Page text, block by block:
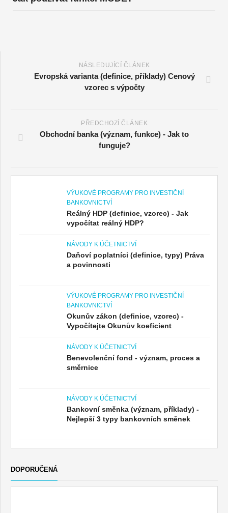
NÁSLEDUJÍCÍ ČLÁNEK
Evropská varianta (definice, příklady) Cenový
vzorec s výpočty
PŘEDCHOZÍ ČLÁNEK
Obchodní banka (význam, funkce) - Jak to
funguje?
VÝUKOVÉ PROGRAMY PRO INVESTIČNÍ
BANKOVNICTVÍ
Reálný HDP (definice, vzorec) - Jak
vypočítat reálný HDP?
NÁVODY K ÚČETNICTVÍ
Daňoví poplatníci (definice, typy) Práva
a povinnosti
VÝUKOVÉ PROGRAMY PRO INVESTIČNÍ
BANKOVNICTVÍ
Okunův zákon (definice, vzorec) -
Vypočítejte Okunův koeficient
NÁVODY K ÚČETNICTVÍ
Benevolenční fond - význam, proces a
směrnice
NÁVODY K ÚČETNICTVÍ
Bankovní směnka (význam, příklady) -
Nejlepší 3 typy bankovních směnek
DOPORUČENÁ